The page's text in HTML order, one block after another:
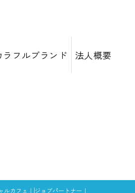
ラフルブランド 法人概要
ルカフェ ジョブパートナー